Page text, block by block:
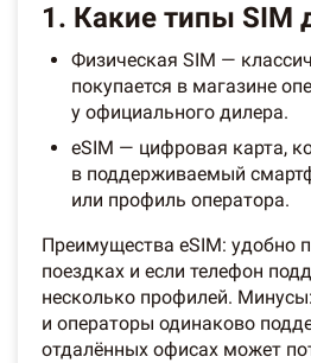
1. Какие типы SIM
Физическая SIM —
покупается в магазине
у официального дилера.
eSIM — цифровая карта,
в поддерживаемый
или профиль оператора.
Преимущества eSIM: удобно
поездках и если телефон
несколько профилей.
и операторы одинаково
отдалённых офисах может